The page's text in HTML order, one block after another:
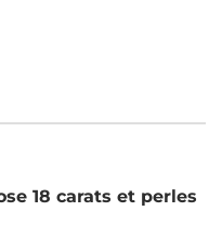
18 carats et perles